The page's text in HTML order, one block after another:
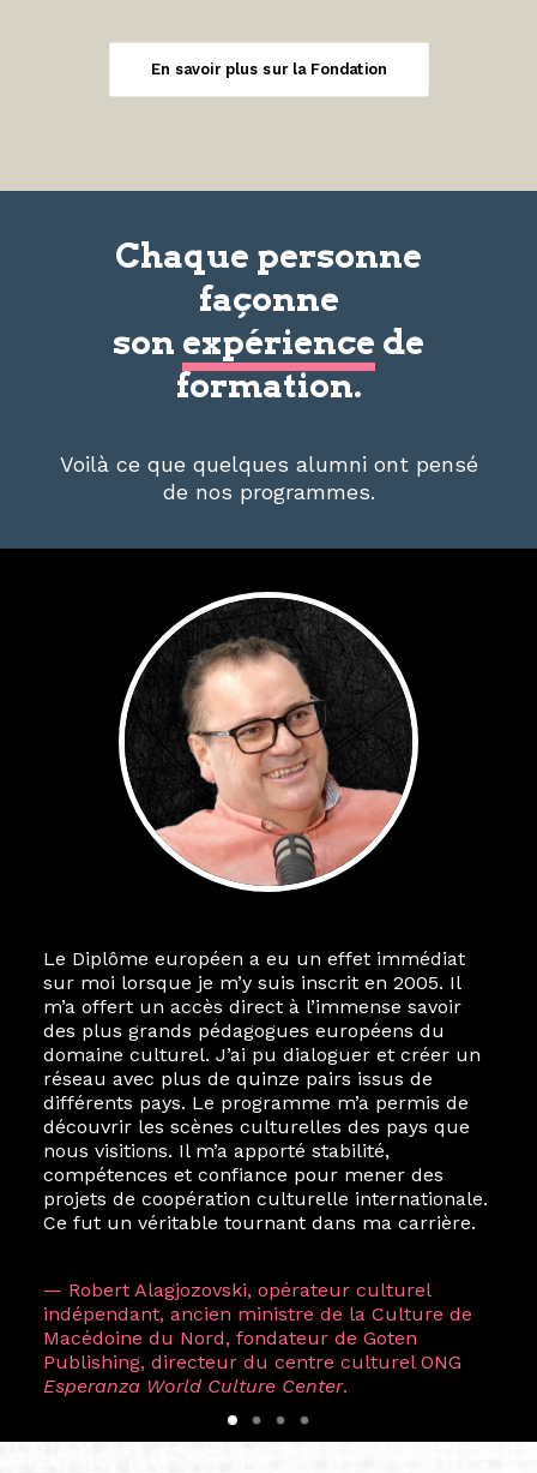
En savoir plus sur la Fondation
Chaque personne
façonne
son expérience de
formation.
Voilà ce que quelques alumni ont pensé
de nos programmes.
Le Diplôme européen a eu un effet immédiat
sur moi lorsque je m’y suis inscrit en 2005. Il
m’a offert un accès direct à l’immense savoir
des plus grands pédagogues européens du
domaine culturel. J’ai pu dialoguer et créer un
réseau avec plus de quinze pairs issus de
différents pays. Le programme m’a permis de
découvrir les scènes culturelles des pays que
nous visitions. Il m’a apporté stabilité,
compétences et confiance pour mener des
projets de coopération culturelle internationale.
Ce fut un véritable tournant dans ma carrière.
— Robert Alagjozovski, opérateur culturel
indépendant, ancien ministre de la Culture de
Macédoine du Nord, fondateur de Goten
Publishing, directeur du centre culturel ONG
Esperanza World Culture Center.